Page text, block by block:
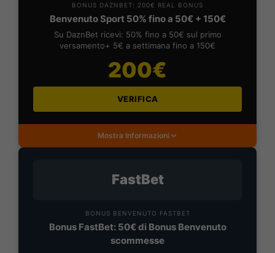
BONUS DAZNBET: 200€ REAL BONUS
Benvenuto Sport 50% fino a 50€ + 150€
Su DaznBet ricevi: 50% fino a 50€ sul primo
versamento+ 5€ a settimana fino a 150€
200€
VERIFICA
Mostra Informazioni
FastBet
BONUS BENVENUTO FASTBET
Bonus FastBet: 50€ di Bonus Benvenuto
scommesse